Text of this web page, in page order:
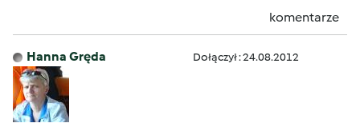
komentarze
Hanna Gręda Dołączył : 24.08.2012